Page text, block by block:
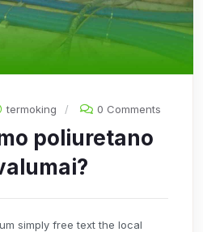
termoking 0 Comments
poliuretano
simply free text the local